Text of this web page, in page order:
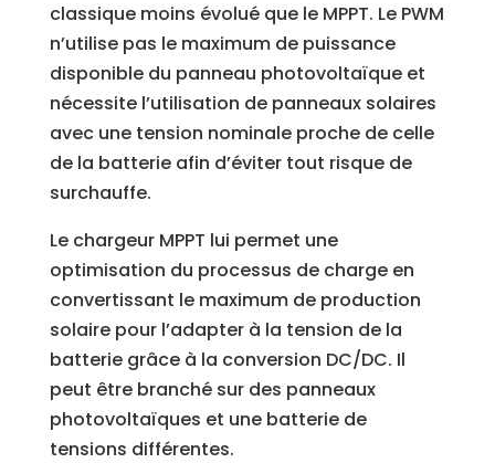
classique moins évolué que le MPPT. Le PWM
n’utilise pas le maximum de puissance
disponible du panneau photovoltaïque et
nécessite l’utilisation de panneaux solaires
avec une tension nominale proche de celle
de la batterie afin d’éviter tout risque de
surchauffe.
Le chargeur MPPT lui permet une
optimisation du processus de charge en
convertissant le maximum de production
solaire pour l’adapter à la tension de la
batterie grâce à la conversion DC/DC. Il
peut être branché sur des panneaux
photovoltaïques et une batterie de
tensions différentes.